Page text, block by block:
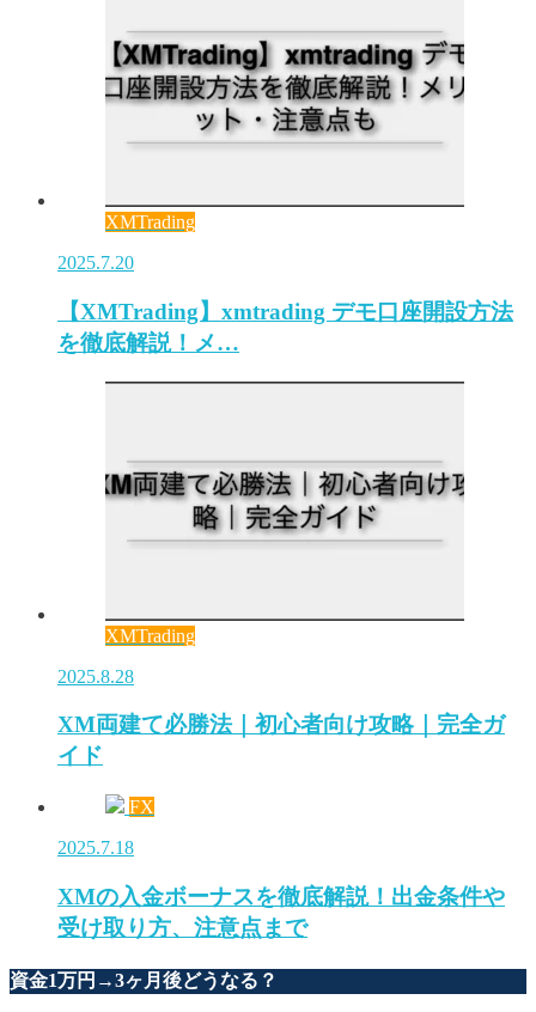
XMTrading
2025.7.20
【XMTrading】xmtrading デモ口座開設方法
を徹底解説！メ…
XMTrading
2025.8.28
XM両建て必勝法｜初心者向け攻略｜完全ガ
イド
FX
2025.7.18
XMの入金ボーナスを徹底解説！出金条件や
受け取り方、注意点まで
資金1万円→3ヶ月後どうなる？